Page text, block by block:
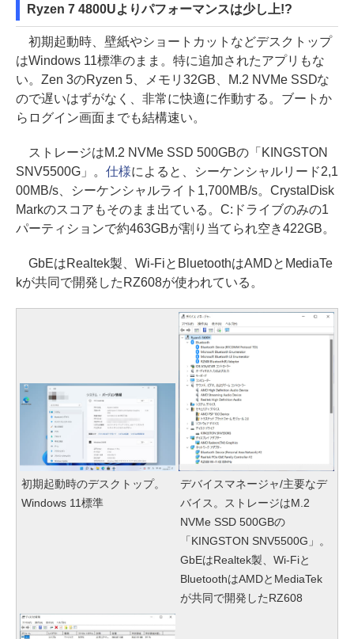
Ryzen 7 4800Uよりパフォーマンスは少し上!?
初期起動時、壁紙やショートカットなどデスクトップ
はWindows 11標準のまま。特に追加されたアプリもな
い。Zen 3のRyzen 5、メモリ32GB、M.2 NVMe SSDな
ので遅いはずがなく、非常に快適に作動する。ブートか
らログイン画面までも結構速い。
ストレージはM.2 NVMe SSD 500GBの「KINGSTON
SNV5500G」。 仕様によると、シーケンシャルリード2,1
00MB/s、シーケンシャルライト1,700MB/s。CrystalDisk
Markのスコアもそのまま出ている。C:ドライブのみの1
パーティションで約463GBが割り当てられ空き422GB。
GbEはRealtek製、Wi-FiとBluetoothはAMDとMediaTe
kが共同で開発したRZ608が使われている。
初期起動時のデスクトップ。
Windows 11標準
デバイスマネージャ/主要なデ
バイス。ストレージはM.2
NVMe SSD 500GBの
「KINGSTON SNV5500G」。
GbEはRealtek製、Wi-Fiと
BluetoothはAMDとMediaTek
が共同で開発したRZ608